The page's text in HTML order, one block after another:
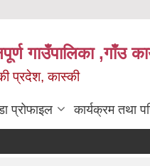
गाउँपालिका ,गाँउ
प्रदेश, कास्की
प्रोफाइल कार्यक्रम तथा